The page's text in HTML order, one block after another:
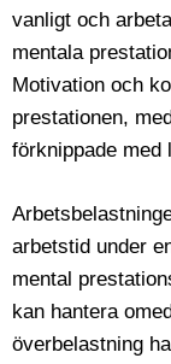
vanligt och
mentala
Motivation och
prestationen,
förknippade med
arbetstid under
mental
kan hantera
överbelastning